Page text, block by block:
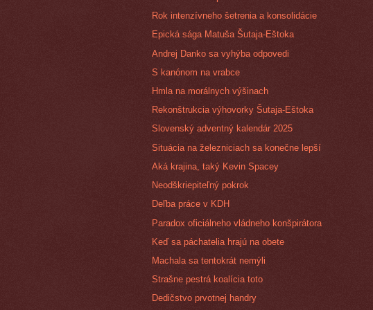
Rok intenzívneho šetrenia a konsolidácie
Epická sága Matuša Šutaja-Eštoka
Andrej Danko sa vyhýba odpovedi
S kanónom na vrabce
Hmla na morálnych výšinach
Rekonštrukcia výhovorky Šutaja-Eštoka
Slovenský adventný kalendár 2025
Situácia na železniciach sa konečne lepší
Aká krajina, taký Kevin Spacey
Neodškriepiteľný pokrok
Deľba práce v KDH
Paradox oficiálneho vládneho konšpirátora
Keď sa páchatelia hrajú na obete
Machala sa tentokrát nemýli
Strašne pestrá koalícia toto
Dedičstvo prvotnej handry